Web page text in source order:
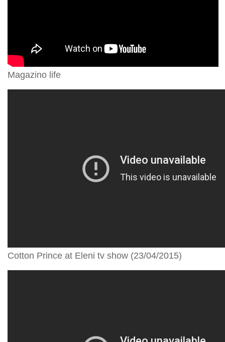
Magazino life
Cotton Prince at Eleni tv show (23/04/2015)